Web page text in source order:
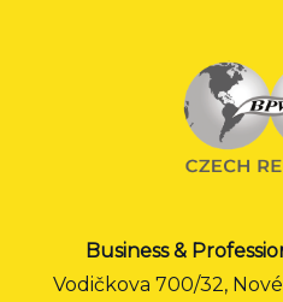
Business &
Vodičkova 700/32, Nové